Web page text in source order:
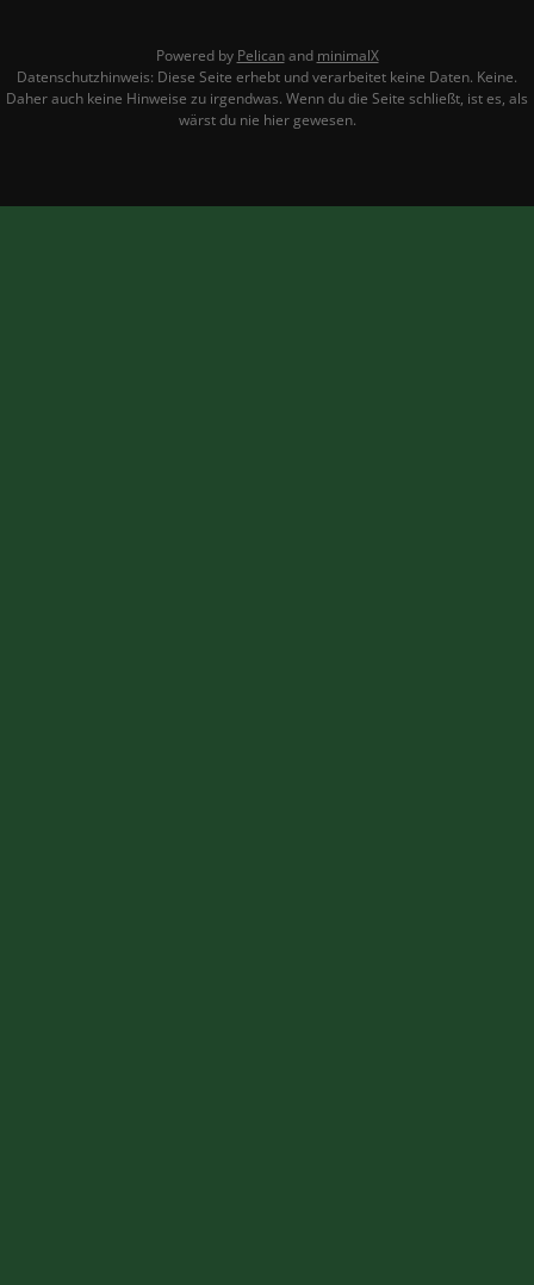
Powered by Pelicanand minimalX
Datenschutzhinweis: Diese Seite erhebt und verarbeitet keine Daten. Keine.
Daher auch keine Hinweise zu irgendwas. Wenn du die Seite schließt, ist es, als
wärst du nie hier gewesen.